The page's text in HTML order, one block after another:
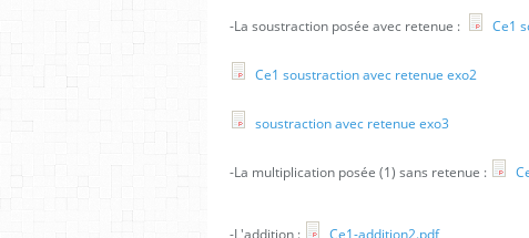
-La soustraction posée avec retenue : Ce1
Ce1 soustraction avec retenue exo2
soustraction avec retenue exo3
-La multiplication posée (1) sans retenue :
-L'addition :
Ce1-addition2.pdf